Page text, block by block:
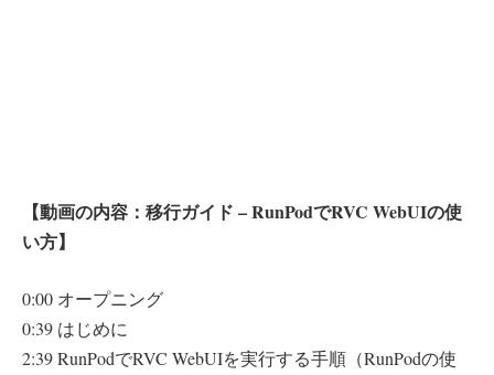
【動画の内容：移行ガイド – RunPodでRVC WebUIの使
い方】
0:00 オープニング
0:39 はじめに
2:39 RunPodでRVC WebUIを実行する手順（RunPodの使